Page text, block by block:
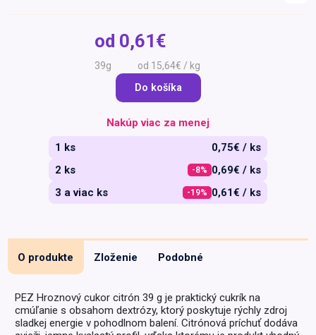
Darčekové
poukazy
Recepty
od 0,61€
39g od 15,64€ / kg
Do košíka
Nakúp viac za menej
1 ks
0,75€ / ks
2 ks
-8% 0,69€ / ks
3 a viac ks
-19% 0,61€ / ks
O produkte Zloženie Podobné
PEZ Hroznový cukor citrón 39 g je praktický cukrík na
cmúľanie s obsahom dextrózy, ktorý poskytuje rýchly zdroj
sladkej energie v pohodlnom balení. Citrónová príchuť dodáva